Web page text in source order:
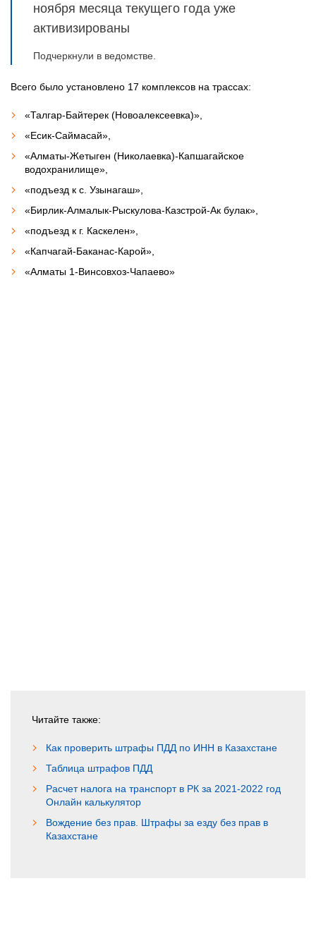
ноября месяца текущего года уже
активизированы
Подчеркнули в ведомстве.
Всего было установлено 17 комплексов на трассах:
«Талгар-Байтерек (Новоалексеевка)»,
«Есик-Саймасай»,
«Алматы-Жетыген (Николаевка)-Капшагайское
водохранилище»,
«подъезд к с. Узынагаш»,
«Бирлик-Алмалык-Рыскулова-Казстрой-Ак булак»,
«подъезд к г. Каскелен»,
«Капчагай-Баканас-Карой»,
«Алматы 1-Винсовхоз-Чапаево»
Читайте также:
Как проверить штрафы ПДД по ИНН в Казахстане
Таблица штрафов ПДД
Расчет налога на транспорт в РК за 2021-2022 год
Онлайн калькулятор
Вождение без прав. Штрафы за езду без прав в
Казахстане